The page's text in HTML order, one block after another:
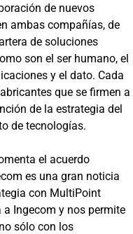
de nuevos
ambas compañías, de
de soluciones
son el ser humano, el
y el dato. Cada
que se firmen a
de la estrategia del
de tecnologías.
el acuerdo
es una gran noticia
con MultiPoint
Ingecom y nos permite
sólo con los